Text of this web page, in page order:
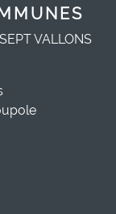
VALLONS